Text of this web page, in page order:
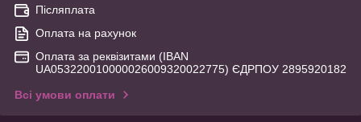
Післяплата
Оплата на рахунок
Оплата за реквізитами (IBAN
UA053220010000026009320022775) ЄДРПОУ 2895920182
Всі умови оплати